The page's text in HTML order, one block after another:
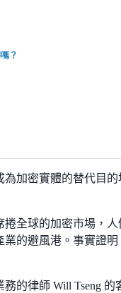
？
為加密實體的替代目的
捲全球的加密市場，人
業的避風港。事實證明
的律師 Will Tseng 的